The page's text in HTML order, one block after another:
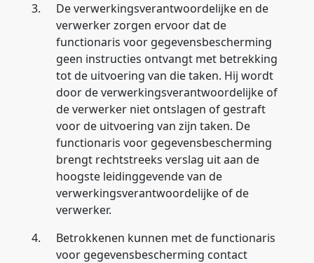
3.
De verwerkingsverantwoordelijke en de
verwerker zorgen ervoor dat de
functionaris voor gegevensbescherming
geen instructies ontvangt met betrekking
tot de uitvoering van die taken. Hij wordt
door de verwerkingsverantwoordelijke of
de verwerker niet ontslagen of gestraft
voor de uitvoering van zijn taken. De
functionaris voor gegevensbescherming
brengt rechtstreeks verslag uit aan de
hoogste leidinggevende van de
verwerkingsverantwoordelijke of de
verwerker.
4.
Betrokkenen kunnen met de functionaris
voor gegevensbescherming contact